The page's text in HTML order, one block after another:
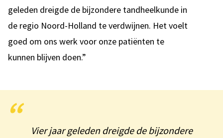
geleden dreigde de bijzondere tandheelkunde in
de regio Noord-Holland te verdwijnen. Het voelt
goed om ons werk voor onze patiënten te
kunnen blijven doen.”
Vier jaar geleden dreigde de bijzondere